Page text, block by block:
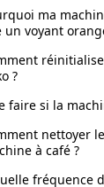
ma
un voyant
?
faire si la
nettoyer
à café ?
fréquence